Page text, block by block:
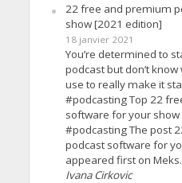
22 free and premium
show [2021 edition]
18 janvier 2021
You’re determined to
podcast but don’t
use to really make it
#podcasting Top 22
software for your show
#podcasting The post
podcast software for
appeared first on Meks.
Ivana Cirkovic